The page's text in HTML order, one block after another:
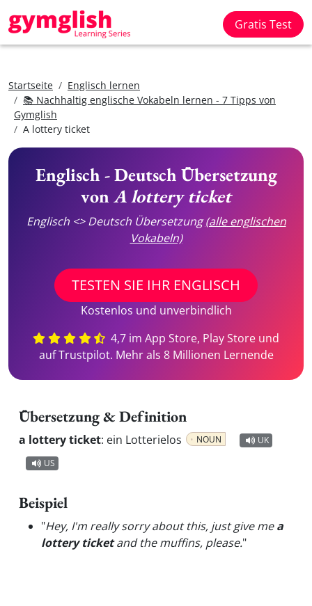
Gratis Test
Startseite
Englisch lernen
📚 Nachhaltig englische Vokabeln lernen - 7 Tipps von
Gymglish
A lottery ticket
Englisch - Deutsch Übersetzung
vonA lottery ticket
Englisch <> Deutsch Übersetzung(alle englischen
Vokabeln)
TESTEN SIE IHR ENGLISCH
Kostenlos und unverbindlich
4,7 im App Store, Play Store und
auf Trustpilot. Mehr als 8 Millionen Lernende
Übersetzung & Definition
a lottery ticket: ein Lotterielos NOUN
UK
US
Beispiel
"Hey, I'm really sorry about this, just give mea
lottery ticketand the muffins, please."